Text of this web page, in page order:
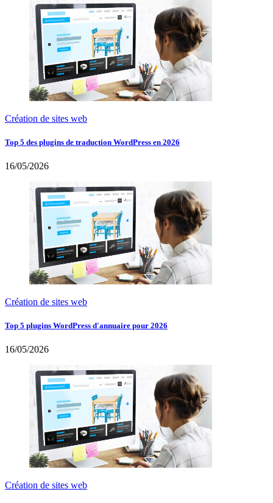
Création de sites web
Top 5 des plugins de traduction WordPress en 2026
16/05/2026
Création de sites web
Top 5 plugins WordPress d'annuaire pour 2026
16/05/2026
Création de sites web